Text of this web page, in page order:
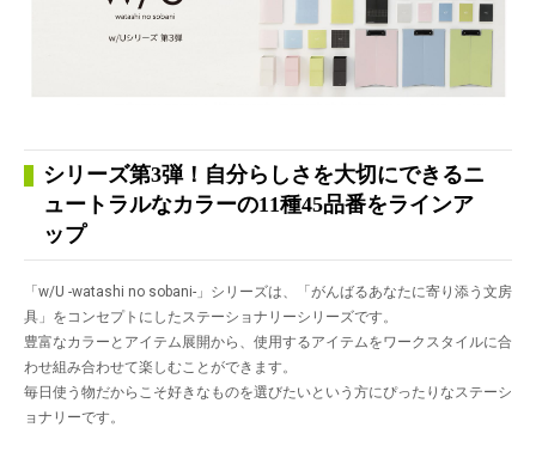
シリーズ第3弾！自分らしさを大切にできるニ
ュートラルなカラーの11種45品番をラインア
ップ
「w/U -watashi no sobani-」シリーズは、「がんばるあなたに寄り添う文房
具」をコンセプトにしたステーショナリーシリーズです。
豊富なカラーとアイテム展開から、使用するアイテムをワークスタイルに合
わせ組み合わせて楽しむことができます。
毎日使う物だからこそ好きなものを選びたいという方にぴったりなステーシ
ョナリーです。